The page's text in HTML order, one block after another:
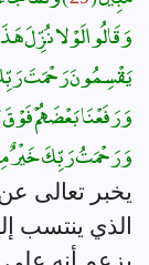
وَقَالُوا لَوْلا نُزِّلَ
يَقْسِمُونَ رَحْمَتَ رَبِّكَ
وَرَفَعْنَا بَعْضَهُمْ
وَرَحْمَتُ رَبِّكَ خَيْرٌ
يخبر تعالى
الذي ينتسب